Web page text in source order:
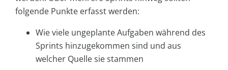
folgende Punkte erfasst werden:
Wie viele ungeplante Aufgaben während des
Sprints hinzugekommen sind und aus
welcher Quelle sie stammen